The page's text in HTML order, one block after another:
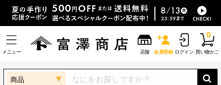
メニュー 店舗 会員登録 ログイン 買い物かご
0
商品